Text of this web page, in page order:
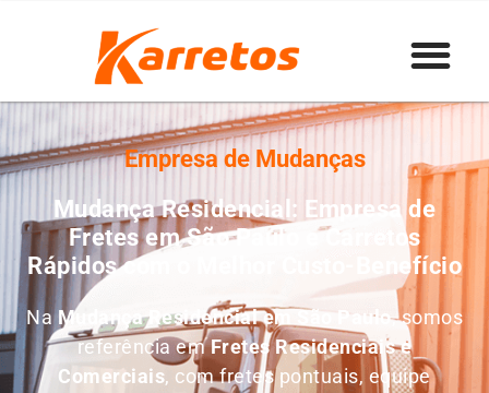
Empresa de Mudanças
Mudança Residencial: Empresa de
Fretes em São Paulo e Carretos
Rápidos com o Melhor Custo-Benefício
NaMudança Residencial em São Paulo, somos
referência emFretesResidenciais e
Comerciais, com fretes pontuais, equipe